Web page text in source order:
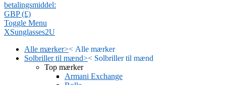
betalingsmiddel:
GBP (£)
Toggle Menu
XSunglasses2U
Alle mærker>< Alle mærker
Solbriller til mænd>< Solbriller til mænd
Top mærker
Armani Exchange